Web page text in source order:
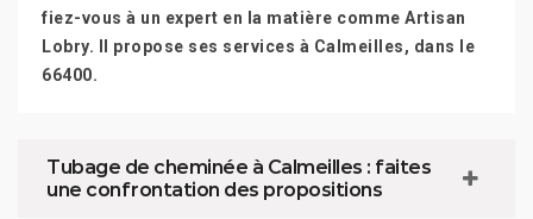
fiez-vous à un expert en la matière comme Artisan
Lobry. Il propose ses services à Calmeilles, dans le
66400.
Tubage de cheminée à Calmeilles : faites
une confrontation des propositions